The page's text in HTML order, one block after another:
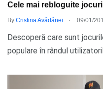
Cele mai rebloguite
By Cristina Avădănei . 09/01/
Descoperă care sunt
populare în rândul